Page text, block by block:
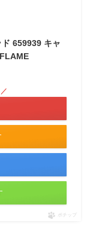
659939 キャ
ポチップ